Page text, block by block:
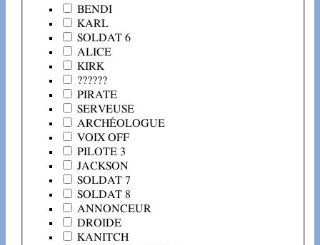
BENDI
KARL
SOLDAT 6
ALICE
KIRK
??????
PIRATE
SERVEUSE
ARCHÉOLOGUE
VOIX OFF
PILOTE 3
JACKSON
SOLDAT 7
SOLDAT 8
ANNONCEUR
DROIDE
KANITCH